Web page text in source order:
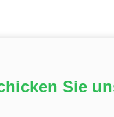
Sie